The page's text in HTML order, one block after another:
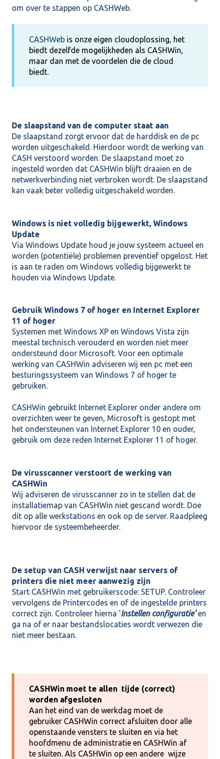
om over te stappen op CASHWeb.
CASHWeb is onze eigen cloudoplossing, het
biedt dezelfde mogelijkheden als CASHWin,
maar dan met de voordelen die de cloud
biedt.
De slaapstand van de computer staat aan
De slaapstand zorgt ervoor dat de harddisk en de pc
worden uitgeschakeld. Hierdoor wordt de werking van
CASH verstoord worden. De slaapstand moet zo
ingesteld worden dat CASHWin blijft draaien en de
netwerkverbinding niet verbroken wordt. De slaapstand
kan vaak beter volledig uitgeschakeld worden.
Windows is niet volledig bijgewerkt, Windows
Update
Via Windows Update houd je jouw systeem actueel en
worden (potentiële) problemen preventief opgelost. Het
is aan te raden om Windows volledig bijgewerkt te
houden via Windows Update.
Gebruik Windows 7 of hoger en Internet Explorer
11 of hoger
Systemen met Windows XP en Windows Vista zijn
meestal technisch verouderd en worden niet meer
ondersteund door Microsoft. Voor een optimale
werking van CASHWin adviseren wij een pc met een
besturingssysteem van Windows 7 of hoger te
gebruiken.
CASHWin gebruikt Internet Explorer onder andere om
overzichten weer te geven, Microsoft is gestopt met
het ondersteunen van Internet Explorer 10 en ouder,
gebruik om deze reden Internet Explorer 11 of hoger.
De virusscanner verstoort de werking van
CASHWin
Wij adviseren de virusscanner zo in te stellen dat de
installatiemap van CASHWin niet gescand wordt. Doe
dit op alle werkstations en ook op de server. Raadpleeg
hiervoor de systeembeheerder.
De setup van CASH verwijst naar servers of
printers die niet meer aanwezig zijn
Start CASHWin met gebruikerscode: SETUP. Controleer
vervolgens de Printercodes en of de ingestelde printers
correct zijn. Controleer hierna 'Instellen configuratie'en
ga na of er naar bestandslocaties wordt verwezen die
niet meer bestaan.
CASHWin moet te allen tijde (correct)
worden afgesloten
Aan het eind van de werkdag moet de
gebruiker CASHWin correct afsluiten door alle
openstaande vensters te sluiten en via het
hoofdmenu de administratie en CASHWin af
te sluiten. Als CASHWin op een andere wijze